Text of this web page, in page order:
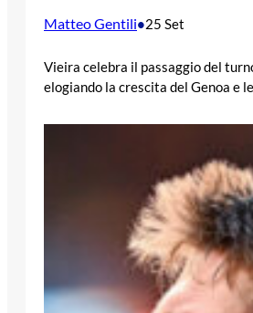
Matteo Gentili•25 Set
Vieira celebra il passaggio del
elogiando la crescita del Genoa e